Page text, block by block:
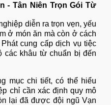
- Tân Niên Trọn Gói Từ
diễn ra trọn vẹn, yếu
ở món ăn mà còn ở cách
cung cấp dịch vụ tiệc
các khâu từ chuẩn bị đến
mục chi tiết, có thể hiểu
chỉ cần xác định quy mô
lại đã được đội ngũ Vạn